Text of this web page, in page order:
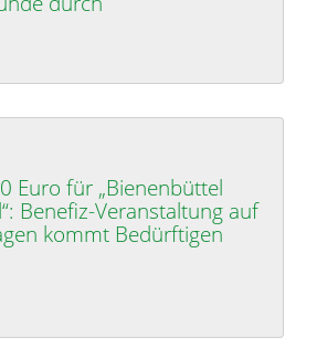
Euro für „Bienenbüttel
Benefiz-Veranstaltung auf
kommt Bedürftigen